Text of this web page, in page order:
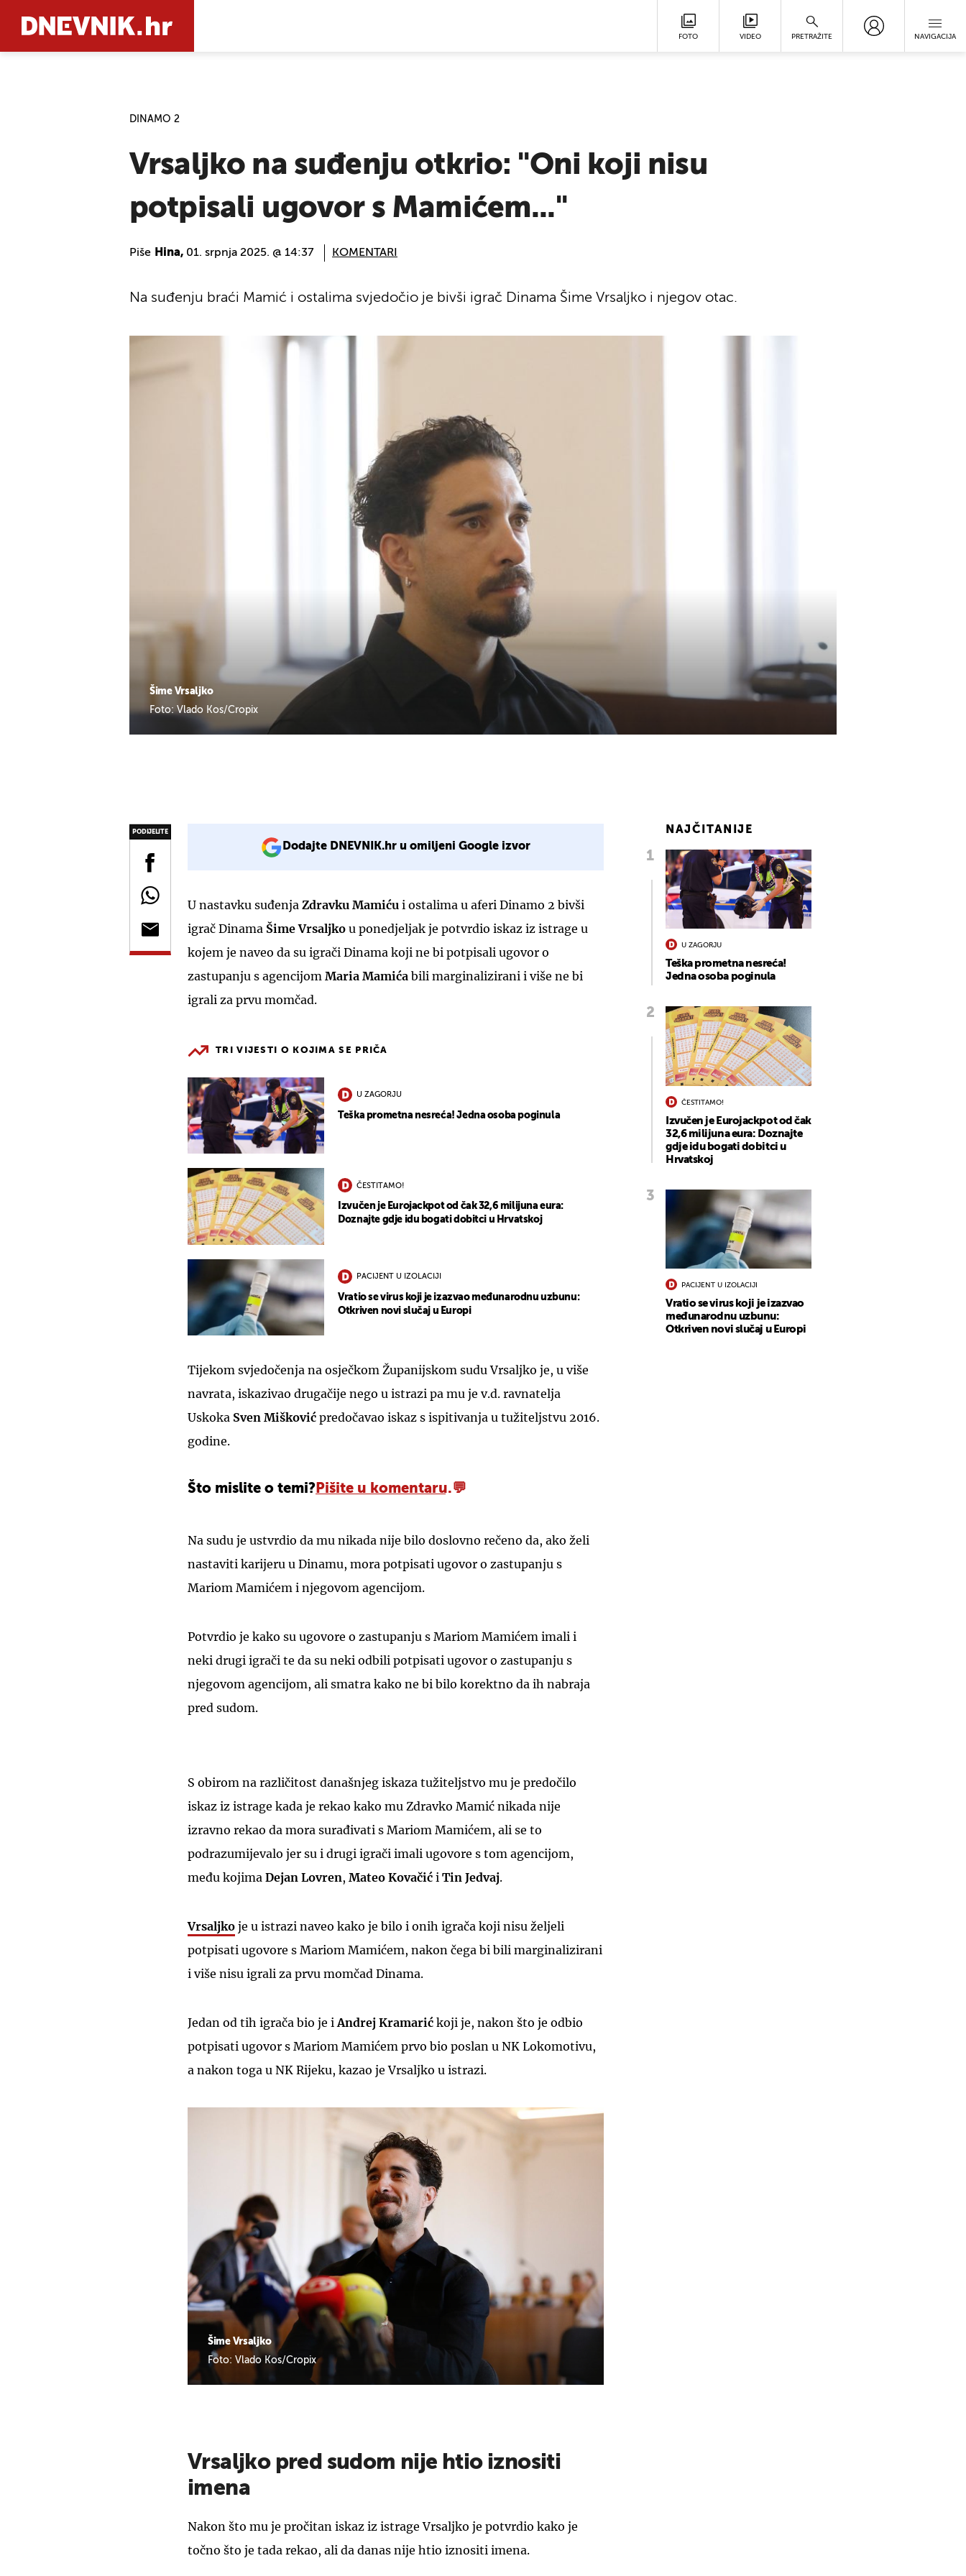
FOTO VIDEO PRETRAŽITE NAVIGACIJA
DINAMO 2
Vrsaljko na suđenju otkrio: "Oni koji nisu
potpisali ugovor s Mamićem..."
Piše Hina, 01. srpnja 2025. @ 14:37 KOMENTARI
Šime Vrsaljko
Foto: Vlado Kos/Cropix
Na suđenju braći Mamić i ostalima svjedočio je bivši igrač Dinama Šime Vrsaljko i njegov otac.
PODIJELITE
Dodajte DNEVNIK.hr u omiljeni Google izvor
U nastavku suđenja Zdravku Mamiću i ostalima u aferi Dinamo 2 bivši
igrač Dinama Šime Vrsaljko u ponedjeljak je potvrdio iskaz iz istrage u
kojem je naveo da su igrači Dinama koji ne bi potpisali ugovor o
zastupanju s agencijom Maria Mamića bili marginalizirani i više ne bi
igrali za prvu momčad.
TRI VIJESTI O KOJIMA SE PRIČA
U ZAGORJU
Teška prometna nesreća! Jedna osoba poginula
ČESTITAMO!
Izvučen je Eurojackpot od čak 32,6 milijuna eura:
Doznajte gdje idu bogati dobitci u Hrvatskoj
PACIJENT U IZOLACIJI
Vratio se virus koji je izazvao međunarodnu uzbunu:
Otkriven novi slučaj u Europi
Tijekom svjedočenja na osječkom Županijskom sudu Vrsaljko je, u više
navrata, iskazivao drugačije nego u istrazi pa mu je v.d. ravnatelja
Uskoka Sven Mišković predočavao iskaz s ispitivanja u tužiteljstvu 2016.
godine.
Što mislite o temi?Pišite u komentaru.
Na sudu je ustvrdio da mu nikada nije bilo doslovno rečeno da, ako želi
nastaviti karijeru u Dinamu, mora potpisati ugovor o zastupanju s
Mariom Mamićem i njegovom agencijom.
Potvrdio je kako su ugovore o zastupanju s Mariom Mamićem imali i
neki drugi igrači te da su neki odbili potpisati ugovor o zastupanju s
njegovom agencijom, ali smatra kako ne bi bilo korektno da ih nabraja
pred sudom.
S obirom na različitost današnjeg iskaza tužiteljstvo mu je predočilo
iskaz iz istrage kada je rekao kako mu Zdravko Mamić nikada nije
izravno rekao da mora surađivati s Mariom Mamićem, ali se to
podrazumijevalo jer su i drugi igrači imali ugovore s tom agencijom,
među kojima Dejan Lovren, Mateo Kovačić i Tin Jedvaj.
Vrsaljko je u istrazi naveo kako je bilo i onih igrača koji nisu željeli
potpisati ugovore s Mariom Mamićem, nakon čega bi bili marginalizirani
i više nisu igrali za prvu momčad Dinama.
Jedan od tih igrača bio je iAndrej Kramarić koji je, nakon što je odbio
potpisati ugovor s Mariom Mamićem prvo bio poslan u NK Lokomotivu,
a nakon toga u NK Rijeku, kazao je Vrsaljko u istrazi.
Šime Vrsaljko
Foto: Vlado Kos/Cropix
Vrsaljko pred sudom nije htio iznositi
imena
Nakon što mu je pročitan iskaz iz istrage Vrsaljko je potvrdio kako je
točno što je tada rekao, ali da danas nije htio iznositi imena.
NAJČITANIJE
U ZAGORJU
Teška prometna nesreća!
Jedna osoba poginula
ČESTITAMO!
Izvučen je Eurojackpot od čak
32,6 milijuna eura: Doznajte
gdje idu bogati dobitci u
Hrvatskoj
PACIJENT U IZOLACIJI
Vratio se virus koji je izazvao
međunarodnu uzbunu:
Otkriven novi slučaj u Europi